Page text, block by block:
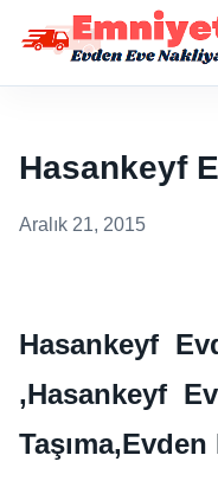
Hasankeyf
Aralık 21, 2015
Hasankeyf
,Hasankeyf